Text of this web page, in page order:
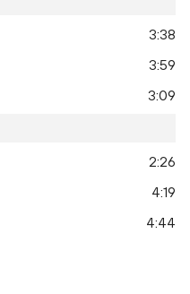
3:38
3:59
3:09
2:26
4:19
4:44